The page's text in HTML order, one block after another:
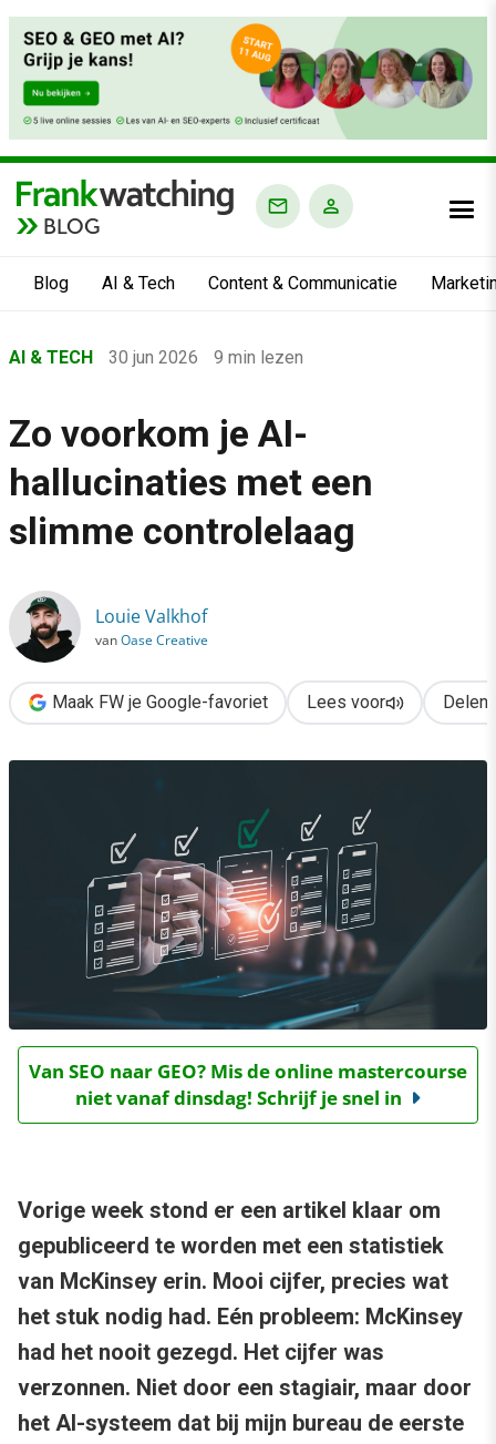
BLOG
Blog AI & Tech Content & Communicatie
›
›
AI & Tech
Zo voorkom je AI-hallucinaties met een slimme controlelaag
AI & TECH 30 jun 2026 9 min lezen
Zo voorkom je AI-
hallucinaties met een
slimme controlelaag
Louie Valkhof
vanOase Creative
Maak FW je Google-favoriet Lees voor Delen
Van SEO naar GEO? Mis de online mastercourse
niet vanaf dinsdag! Schrijf je snel in
Vorige week stond er een artikel klaar om
gepubliceerd te worden met een statistiek
van McKinsey erin. Mooi cijfer, precies wat
het stuk nodig had. Eén probleem: McKinsey
had het nooit gezegd. Het cijfer was
verzonnen. Niet door een stagiair, maar door
het AI-systeem dat bij mijn bureau de eerste